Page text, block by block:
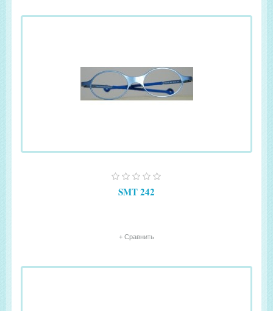
SMT 242
+ Сравнить